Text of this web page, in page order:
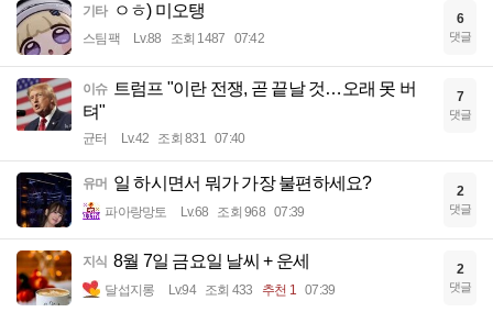
기타 ㅇㅎ) 미오탱
스팀팩 Lv.88 조회 1487 07:42
6
댓글
이슈
트럼프 "이란 전쟁, 곧 끝날 것…오래 못 버
텨"
균터 Lv.42 조회 831 07:40
7
댓글
유머 일 하시면서 뭐가 가장 불편하세요?
파아랑망토 Lv.68 조회 968 07:39
2
댓글
지식 8월 7일 금요일 날씨 + 운세
달섭지롱 Lv.94 조회 433 추천 1 07:39
2
댓글